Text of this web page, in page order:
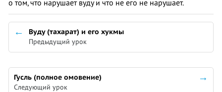
о том, что нарушает вуду и что не его не нарушает.
Вуду (тахарат) и его хукмы
Предыдущий урок
Гусль (полное омовение)
Следующий урок